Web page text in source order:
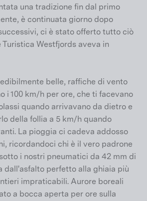
una tradizione fin dal primo
è continuata giorno dopo
ci è stato offerto tutto ciò
Turistica Westfjords aveva in
belle, raffiche di vento
i 100 km/h per ore, che ti facevano
quando arrivavano da dietro e
della follia a 5 km/h quando
La pioggia ci cadeva addosso
ricordandoci chi è il vero padrone
i nostri pneumatici da 42 mm di
dall'asfalto perfetto alla ghiaia più
impraticabili. Aurore boreali
a bocca aperta per ore sulla